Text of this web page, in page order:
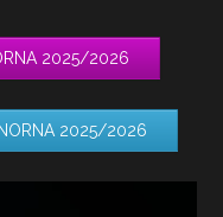
2025/2026
2025/2026